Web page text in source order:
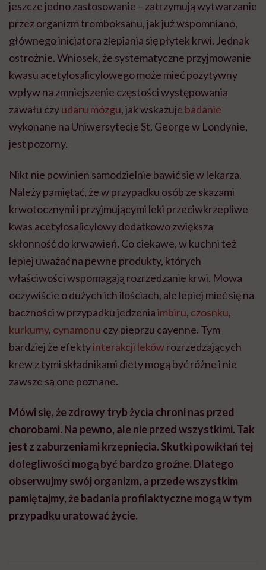
jeszcze jedno zastosowanie – zatrzymują wytwarzanie
przez organizm tromboksanu, jak już wspomniano,
głównego inicjatora zlepiania się płytek krwi. Jednak
ostrożnie. Wniosek, że systematyczne przyjmowanie
kwasu acetylosalicylowego może mieć pozytywny
wpływ na zmniejszenie częstości występowania
zawału czyudaru mózgu, jak wskazuje badanie
wykonane na Uniwersytecie St. George w Londynie,
jest pozorny.
Nikt nie powinien samodzielnie bawić się w lekarza.
Należy pamiętać, że w przypadku osób ze skazami
krwotocznymi i przyjmującymi leki przeciwkrzepliwe
kwas acetylosalicylowy dodatkowo zwiększa
skłonność do krwawień. Co ciekawe, w kuchni też
lepiej uważać na pewne produkty, których
właściwości wspomagają rozrzedzanie krwi. Mowa
oczywiście o dużych ich ilościach, ale lepiej mieć się na
baczności w przypadku jedzeniaimbiru, czosnku,
kurkumy, cynamonu czy pieprzu cayenne. Tym
bardziej że efektyinterakcji lekówrozrzedzających
krew z tymi składnikami diety mogą być różne i nie
zawsze są one poznane.
Mówi się, że zdrowy tryb życia chroni nas przed
chorobami. Na pewno, ale nie przed wszystkimi. Tak
jest z zaburzeniami krzepnięcia. Skutki powikłań tej
dolegliwości mogą być bardzo groźne. Dlatego
obserwujmy swój organizm, a przede wszystkim
pamiętajmy, że badania profilaktyczne mogą w tym
przypadku uratować życie.